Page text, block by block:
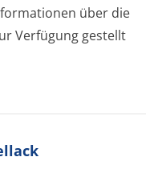
über die
Verfügung gestellt